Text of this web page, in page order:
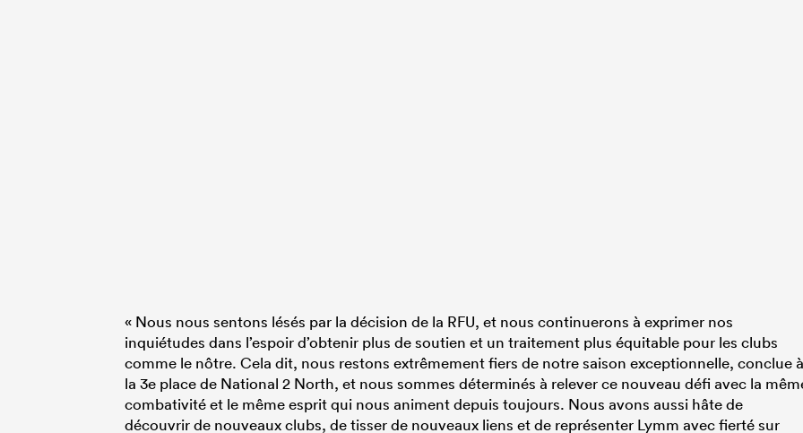
« Nous nous sentons lésés par la décision de la RFU, et nous continuerons à exprimer nos
inquiétudes dans l’espoir d’obtenir plus de soutien et un traitement plus équitable pour les clubs
comme le nôtre. Cela dit, nous restons extrêmement fiers de notre saison exceptionnelle, conclue à
la 3e place de National 2 North, et nous sommes déterminés à relever ce nouveau défi avec la
combativité et le même esprit qui nous animent depuis toujours. Nous avons aussi hâte de
découvrir de nouveaux clubs, de tisser de nouveaux liens et de représenter Lymm avec fierté sur